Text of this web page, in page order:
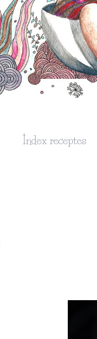
Índex receptes